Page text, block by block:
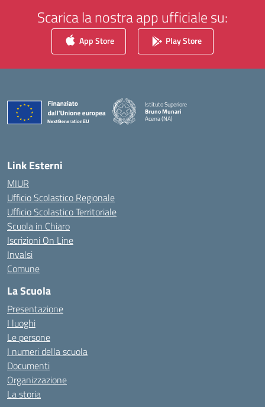
Scarica la nostra app ufficiale su:
App Store Play Store
Istituto Superiore
Bruno Munari
Acerra (NA)
Link Esterni
MIUR
Ufficio Scolastico Regionale
Ufficio Scolastico Territoriale
Scuola in Chiaro
Iscrizioni On Line
Invalsi
Comune
La Scuola
Presentazione
I luoghi
Le persone
I numeri della scuola
Documenti
Organizzazione
La storia